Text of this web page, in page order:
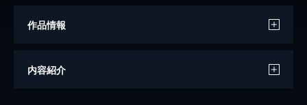
作品情報
原作
内容紹介